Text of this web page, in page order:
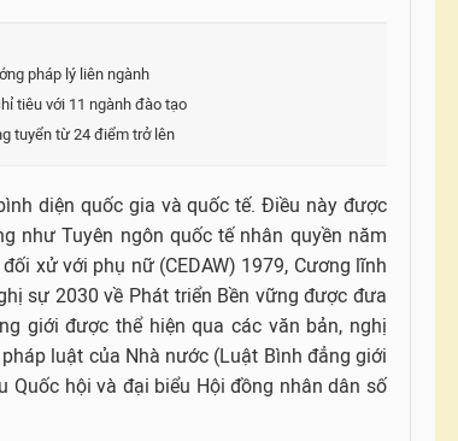
pháp lý liên ngành
tiêu với 11 ngành đào tạo
tuyển từ 24 điểm trở lên
diện quốc gia và quốc tế. Điều này được
như Tuyên ngôn quốc tế nhân quyền năm
xử với phụ nữ (CEDAW) 1979, Cương lĩnh
sự 2030 về Phát triển Bền vững được đưa
giới được thể hiện qua các văn bản, nghị
luật của Nhà nước (Luật Bình đẳng giới
Quốc hội và đại biểu Hội đồng nhân dân số